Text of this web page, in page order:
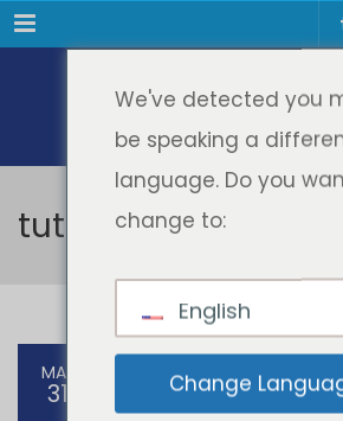
Meniul
tutorial fisier cv
MAR
31
We've detected you
be speaking a
language. Do you
change to:
English
Change